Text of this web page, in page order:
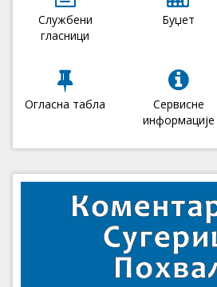
Службени
гласници
Буџет
Огласна табла
Сервисне
информације